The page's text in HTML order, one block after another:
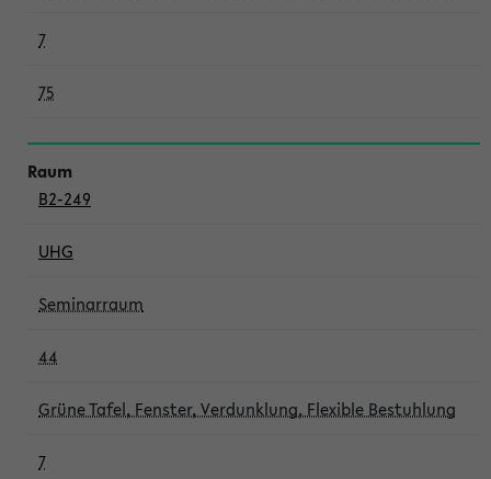
7
75
B2-249
UHG
Seminarraum
44
Grüne Tafel, Fenster, Verdunklung, Flexible Bestuhlung
7